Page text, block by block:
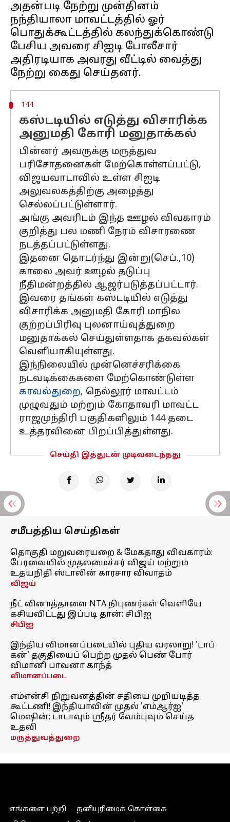
அதன்படி நேற்று முன்தினம்
நந்தியாலா மாவட்டத்தில் ஓர்
பொதுக்கூட்டத்தில் கலந்துக்கொண்டு
பேசிய அவரை சிஐடி போலீசார்
அதிரடியாக அவரது வீட்டில் வைத்து
144
கஸ்டடியில் எடுத்து விசாரிக்க
அனுமதி கோரி மனுதாக்கல்
பின்னர் அவருக்கு மருத்துவ
பரிசோதனைகள் மேற்கொள்ளப்பட்டு,
விஜயவாடாவில் உள்ள சிஐடி
அலுவலகத்திற்கு அழைத்து
செல்லப்பட்டுள்ளார்.
அங்கு அவரிடம் இந்த ஊழல் விவகாரம்
குறித்து பல மணி நேரம் விசாரணை
நடத்தப்பட்டுள்ளது.
இதனை தொடர்ந்து இன்று(செப்.,10)
காலை அவர் ஊழல் தடுப்பு
நீதிமன்றத்தில் ஆஜர்படுத்தப்பட்டார்.
இவரை தங்கள் கஸ்டடியில் எடுத்து
விசாரிக்க அனுமதி கோரி மாநில
குற்றப்பிரிவு புலனாய்வுத்துறை
மனுதாக்கல் செய்துள்ளதாக தகவல்கள்
வெளியாகியுள்ளது.
இந்நிலையில் முன்னெச்சரிக்கை
நடவடிக்கைகளை மேற்கொண்டுள்ள
காவல்துறை, நெல்லூர் மாவட்டம்
முழுவதும் மற்றும் கோதாவரி மாவட்ட
ராஜமுந்திரி பகுதிகளிலும் 144 தடை
உத்தரவினை பிறப்பித்துள்ளது.
செய்தி இத்துடன் முடிவடைந்தது
சமீபத்திய செய்திகள்
தொகுதி மறுவரையறை & மேகதாது விவகாரம்:
பேரவையில் முதலமைச்சர் விஜய் மற்றும்
உதயநிதி ஸ்டாலின் காரசார விவாதம்
விஜய்
நீட் வினாத்தாளை NTA நிபுணர்கள் வெளியே
கசியவிட்டது இப்படி தான்: சிபிஐ
சிபிஐ
இந்திய விமானப்படையில் புதிய வரலாறு! 'டாப்
கன்' தகுதியைப் பெற்ற முதல் பெண் போர்
விமானி பாவனா காந்த்
விமானப்படை
எம்என்சி நிறுவனத்தின் சதியை முறியடித்த
கூட்டணி! இந்தியாவின் முதல் 'எம்ஆர்ஐ'
மெஷின்; டாடாவும் ஸ்ரீதர் வேம்புவும் செய்த
உதவி
மருத்துவத்துறை
எங்களை பற்றி
தனியுரிமைக் கொள்கை